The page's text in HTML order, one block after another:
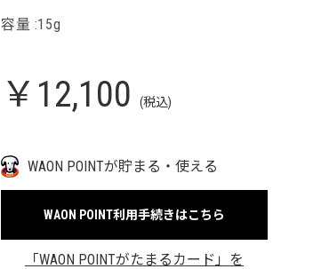
容量 :15g
￥12,100 (税込)
WAON POINTが貯まる・使える
WAON POINT利用手続きはこちら
「WAON POINTがたまるカード」を